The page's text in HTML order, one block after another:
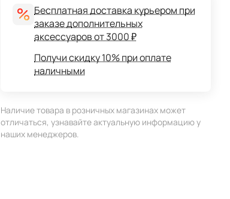
Бесплатная доставка курьером при
заказе дополнительных
аксессуаров от 3000 ₽
Получи скидку 10% при оплате
наличными
Наличие товара в розничных магазинах может
отличаться, узнавайте актуальную информацию у
наших менеджеров.